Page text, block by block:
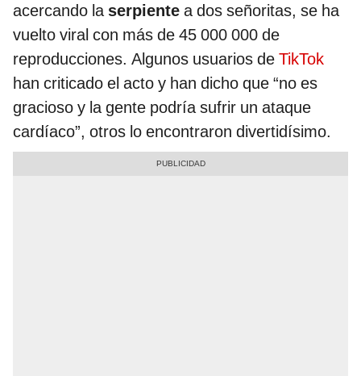
acercando la serpiente a dos señoritas, se ha
vuelto viral con más de 45 000 000 de
reproducciones. Algunos usuarios de TikTok
han criticado el acto y han dicho que “no es
gracioso y la gente podría sufrir un ataque
cardíaco”, otros lo encontraron divertidísimo.